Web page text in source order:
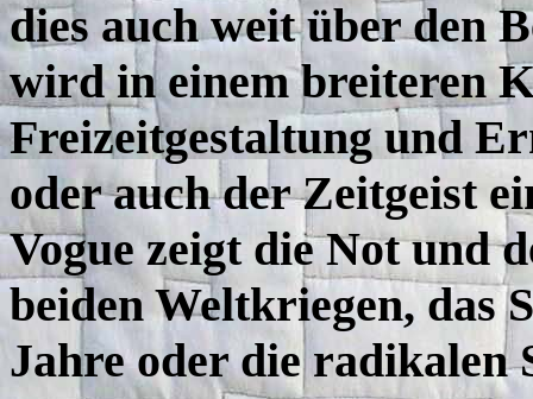
dies auch weit über den
wird in einem breiteren
Freizeitgestaltung und
oder auch der Zeitgeist
Vogue zeigt die Not und
beiden Weltkriegen, das
Jahre oder die radikalen